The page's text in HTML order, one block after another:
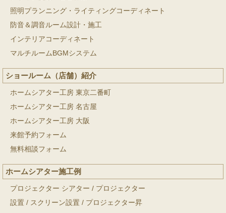
照明プランニング・ライティングコーディネート
防音＆調音ルーム設計・施工
インテリアコーディネート
マルチルームBGMシステム
ショールーム（店舗）紹介
ホームシアター工房 東京二番町
ホームシアター工房 名古屋
ホームシアター工房 大阪
来館予約フォーム
無料相談フォーム
ホームシアター施工例
プロジェクター シアター / プロジェクター
設置 / スクリーン設置 / プロジェクター昇